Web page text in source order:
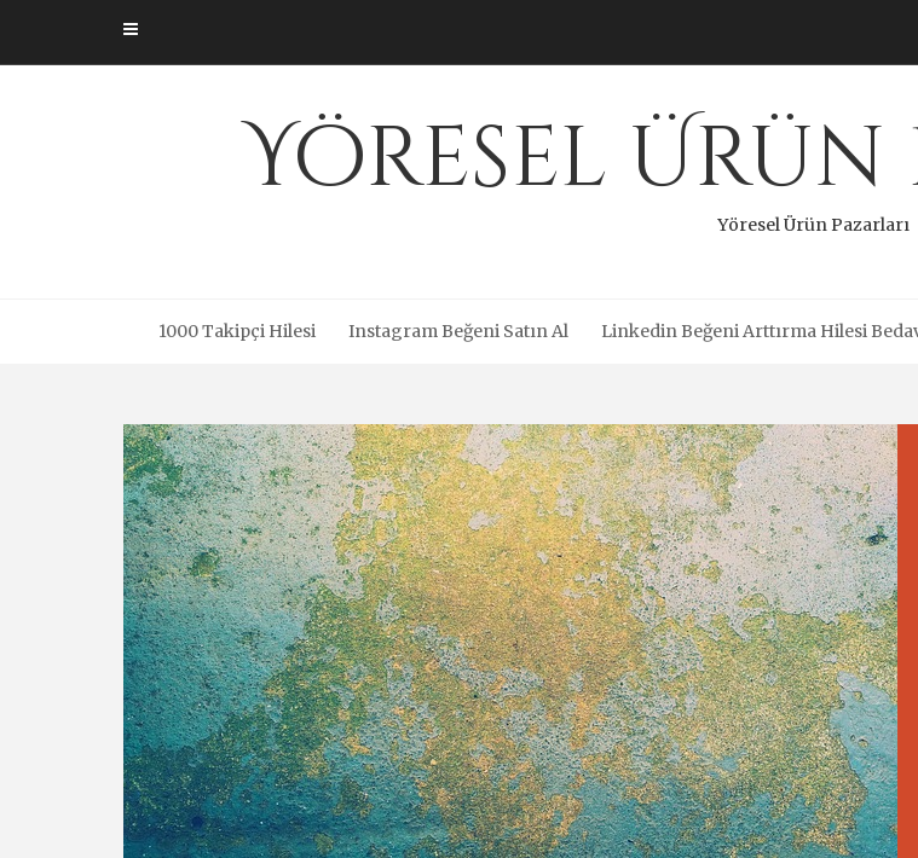
content
Yöresel Ürün
Yöresel Ürün Pazarları
1000 Takipçi Hilesi Instagram Beğeni Satın Al Linkedin Beğeni Arttırma Hilesi